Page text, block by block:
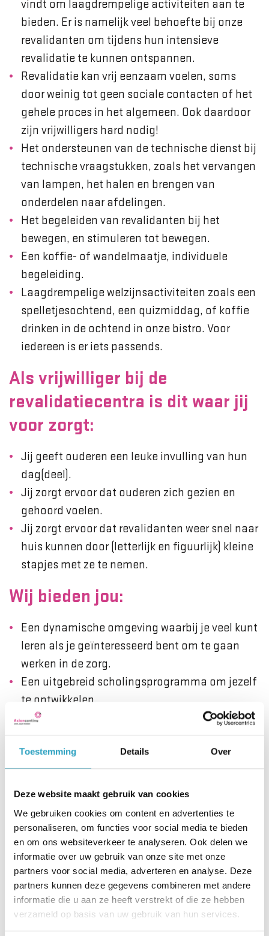
Toestemming Details Over
Deze website maakt gebruik van cookies
We gebruiken cookies om content en advertenties te
personaliseren, om functies voor social media te bieden
en om ons websiteverkeer te analyseren. Ook delen we
informatie over uw gebruik van onze site met onze
partners voor social media, adverteren en analyse. Deze
partners kunnen deze gegevens combineren met andere
informatie die u aan ze heeft verstrekt of die ze hebben
verzameld op basis van uw gebruik van hun services.
vindt om laagdrempelige activiteiten aan te
bieden. Er is namelijk veel behoefte bij onze
revalidanten om tijdens hun intensieve
revalidatie te kunnen ontspannen.
Revalidatie kan vrij eenzaam voelen, soms
door weinig tot geen sociale contacten of het
gehele proces in het algemeen. Ook daardoor
zijn vrijwilligers hard nodig!
Het ondersteunen van de technische dienst bij
technische vraagstukken, zoals het vervangen
van lampen, het halen en brengen van
onderdelen naar afdelingen.
Het begeleiden van revalidanten bij het
bewegen, en stimuleren tot bewegen.
Een koffie- of wandelmaatje, individuele
begeleiding.
Laagdrempelige welzijnsactiviteiten zoals een
spelletjesochtend, een quizmiddag, of koffie
drinken in de ochtend in onze bistro. Voor
iedereen is er iets passends.
Als vrijwilliger bij de
revalidatiecentra is dit waar jij
voor zorgt:
Jij geeft ouderen een leuke invulling van hun
dag(deel).
Jij zorgt ervoor dat ouderen zich gezien en
gehoord voelen.
Jij zorgt ervoor dat revalidanten weer snel naar
huis kunnen door (letterlijk en figuurlijk) kleine
stapjes met ze te nemen.
Wij bieden jou:
Een dynamische omgeving waarbij je veel kunt
leren als je geïnteresseerd bent om te gaan
werken in de zorg.
Een uitgebreid scholingsprogramma om jezelf
te ontwikkelen.
Gratis workshops.
Reiskostenvergoeding.
Een collectieve verzekering voor het
vrijwilligerswerk.
Een jaarlijks vrijwilligersfeest, wij maken ook
graag plezier met elkaar!
Wat neem je mee?
Affiniteit met ouderen.
Je bent geduldig, beleefd en gezellig, én hebt